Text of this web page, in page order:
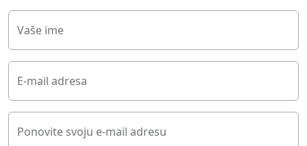
Vaše ime
E-mail adresa
Ponovite svoju e-mail adresu